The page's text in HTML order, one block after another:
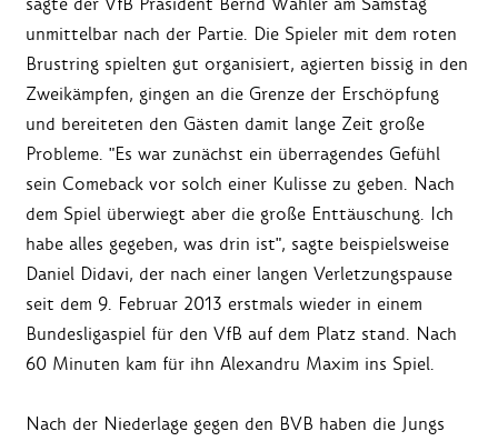
unmittelbar nach der Partie. Die Spieler mit dem roten
Brustring spielten gut organisiert, agierten bissig in den
Zweikämpfen, gingen an die Grenze der Erschöpfung
und bereiteten den Gästen damit lange Zeit große
Probleme. "Es war zunächst ein überragendes Gefühl
sein Comeback vor solch einer Kulisse zu geben. Nach
dem Spiel überwiegt aber die große Enttäuschung. Ich
habe alles gegeben, was drin ist", sagte beispielsweise
Daniel Didavi, der nach einer langen Verletzungspause
seit dem 9. Februar 2013 erstmals wieder in einem
Bundesligaspiel für den VfB auf dem Platz stand. Nach
60 Minuten kam für ihn Alexandru Maxim ins Spiel.
Nach der Niederlage gegen den BVB haben die Jungs